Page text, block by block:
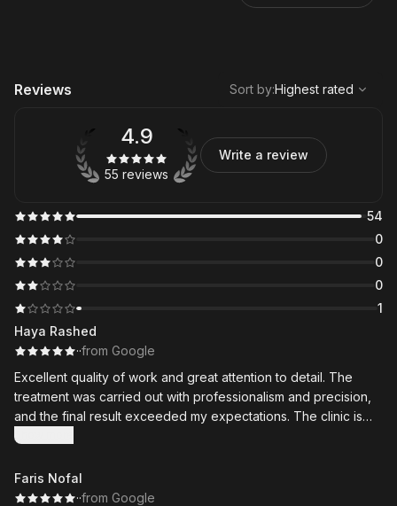
Reviews
Highest rated
Sort by:Highest rated
54
0
0
0
1
4.9
55 reviews
Write a review
Haya Rashed
··from Google
Excellent quality of work and great attention to detail. The
treatment was carried out with professionalism and precision,
and the final result exceeded my expectations. The clinic is
clean, well organized, and the staff is courteous and
Show more
Faris Nofal
··from Google